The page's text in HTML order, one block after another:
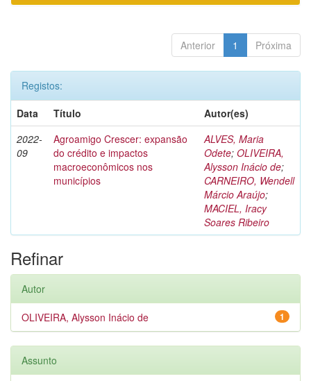
Anterior 1 Próxima
Registos:
Data
Título
Autor(es)
2022-
09
Agroamigo Crescer: expansão
do crédito e impactos
macroeconômicos nos
municípios
ALVES, Maria
Odete; OLIVEIRA,
Alysson Inácio de;
CARNEIRO, Wendell
Márcio Araújo;
MACIEL, Iracy
Soares Ribeiro
Refinar
Autor
1
OLIVEIRA, Alysson Inácio de
Assunto